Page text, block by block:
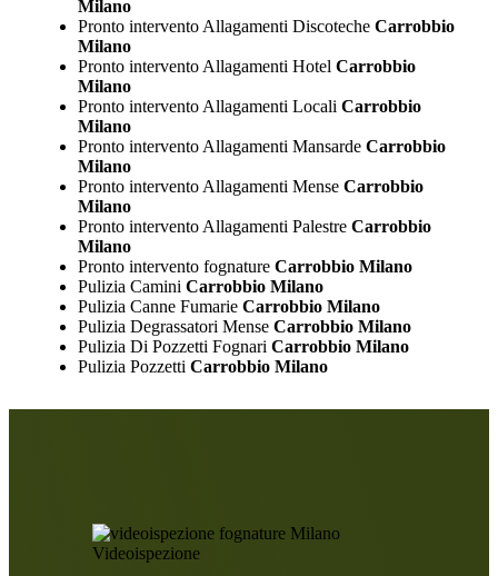
Milano
Pronto intervento Allagamenti DiscotecheCarrobbio
Milano
Pronto intervento Allagamenti Hotel Carrobbio
Milano
Pronto intervento Allagamenti Locali Carrobbio
Milano
Pronto intervento Allagamenti MansardeCarrobbio
Milano
Pronto intervento Allagamenti MenseCarrobbio
Milano
Pronto intervento Allagamenti PalestreCarrobbio
Milano
Pronto intervento fognatureCarrobbio Milano
Pulizia Camini Carrobbio Milano
Pulizia Canne FumarieCarrobbio Milano
Pulizia Degrassatori MenseCarrobbio Milano
Pulizia Di Pozzetti Fognari Carrobbio Milano
Pulizia Pozzetti Carrobbio Milano
Videoispezione